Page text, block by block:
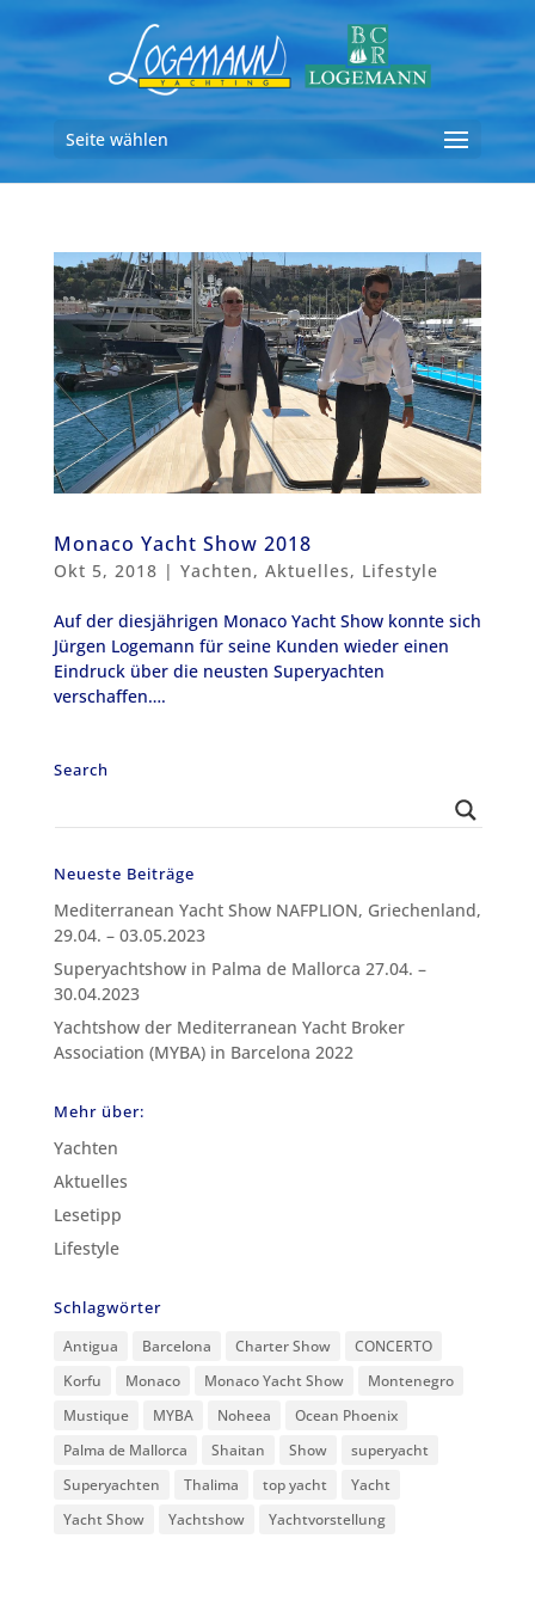
Seite wählen
Monaco Yacht Show 2018
Okt 5, 2018 | Yachten, Aktuelles, Lifestyle
Auf der diesjährigen Monaco Yacht Show konnte sich
Jürgen Logemann für seine Kunden wieder einen
Eindruck über die neusten Superyachten
verschaffen….
Search
Neueste Beiträge
Mediterranean Yacht Show NAFPLION, Griechenland,
29.04. – 03.05.2023
Superyachtshow in Palma de Mallorca 27.04. –
30.04.2023
Yachtshow der Mediterranean Yacht Broker
Association (MYBA) in Barcelona 2022
Mehr über:
Yachten
Aktuelles
Lesetipp
Lifestyle
Schlagwörter
Antigua Barcelona Charter Show
CONCERTO
Korfu
Monaco Monaco Yacht Show
Montenegro
Mustique
MYBA Noheea
Ocean Phoenix
Palma de Mallorca
Shaitan Show
superyacht
Superyachten
Thalima top yacht
Yacht
Yacht Show
Yachtshow Yachtvorstellung